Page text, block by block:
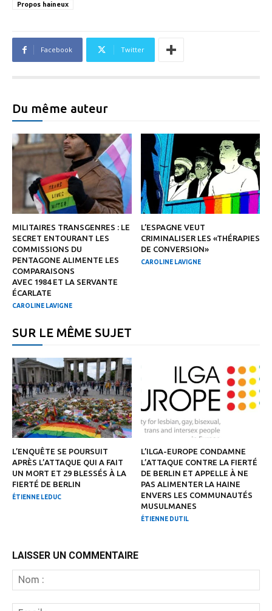
Propos haineux
Facebook Twitter
Du même auteur
MILITAIRES TRANSGENRES : LE
SECRET ENTOURANT LES
COMMISSIONS DU
PENTAGONE ALIMENTE LES
COMPARAISONS
AVEC 1984 ET LA SERVANTE
ÉCARLATE
CAROLINE LAVIGNE
L’ESPAGNE VEUT
CRIMINALISER LES «THÉRAPIES
DE CONVERSION»
CAROLINE LAVIGNE
SUR LE MÊME SUJET
L’ENQUÊTE SE POURSUIT
APRÈS L’ATTAQUE QUI A FAIT
UN MORT ET 29 BLESSÉS À LA
FIERTÉ DE BERLIN
ÉTIENNE LEDUC
L’ILGA-EUROPE CONDAMNE
L’ATTAQUE CONTRE LA FIERTÉ
DE BERLIN ET APPELLE À NE
PAS ALIMENTER LA HAINE
ENVERS LES COMMUNAUTÉS
MUSULMANES
ÉTIENNE DUTIL
LAISSER UN COMMENTAIRE
: